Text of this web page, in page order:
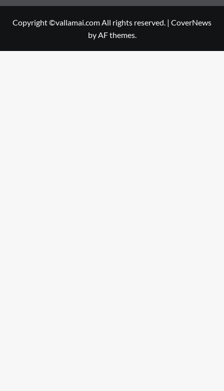
Copyright ©vallamai.com All rights reserved. | CoverNews
by AF themes.